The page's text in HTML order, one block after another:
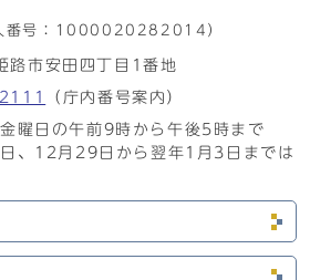
番号： 1000020282014）
市安田四丁目1番地
（庁内番号案内）
曜日の午前9時から午後5時まで
日、12月29日から翌年1月3日までは